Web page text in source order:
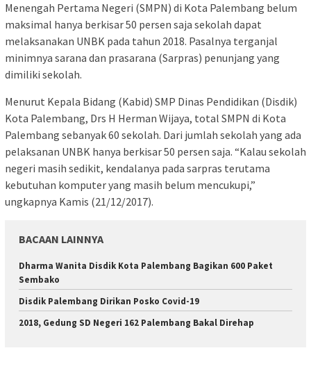
Menengah Pertama Negeri (SMPN) di Kota Palembang belum
maksimal hanya berkisar 50 persen saja sekolah dapat
melaksanakan UNBK pada tahun 2018. Pasalnya terganjal
minimnya sarana dan prasarana (Sarpras) penunjang yang
dimiliki sekolah.
Menurut Kepala Bidang (Kabid) SMP Dinas Pendidikan (Disdik)
Kota Palembang, Drs H Herman Wijaya, total SMPN di Kota
Palembang sebanyak 60 sekolah. Dari jumlah sekolah yang ada
pelaksanan UNBK hanya berkisar 50 persen saja. “Kalau sekolah
negeri masih sedikit, kendalanya pada sarpras terutama
kebutuhan komputer yang masih belum mencukupi,”
ungkapnya Kamis (21/12/2017).
BACAAN LAINNYA
Dharma Wanita Disdik Kota Palembang Bagikan 600 Paket
Sembako
Disdik Palembang Dirikan Posko Covid-19
2018, Gedung SD Negeri 162 Palembang Bakal Direhap